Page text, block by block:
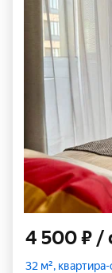
4 500 ₽ /
32 м²,